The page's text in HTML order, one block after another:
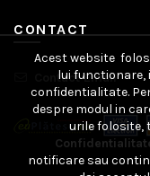
CONTACT
Contact Email
Acest website
lui functionare,
confidentialitate.
despre modul in
urile folosite,
notificare sau